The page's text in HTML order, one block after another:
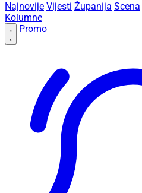
Najnovije Vijesti Županija Scena
Kolumne
Promo